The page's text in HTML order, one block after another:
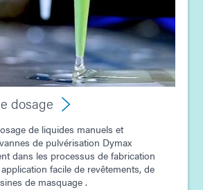
automobile (Asie|FR)
dosage
de liquides manuels et
de pulvérisation Dymax
dans les processus de fabrication
facile de revêtements, de
de masquage .